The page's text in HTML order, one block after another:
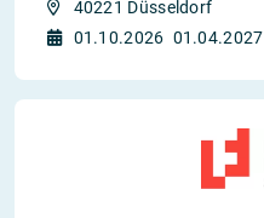
40221 Düsseldorf
01.10.2026 01.04.2027